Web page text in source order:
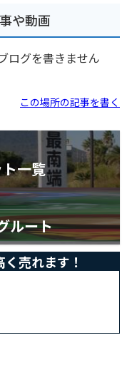
や動画
ログを書きません
この場所の記事を書く
一覧
ルート
売れます！